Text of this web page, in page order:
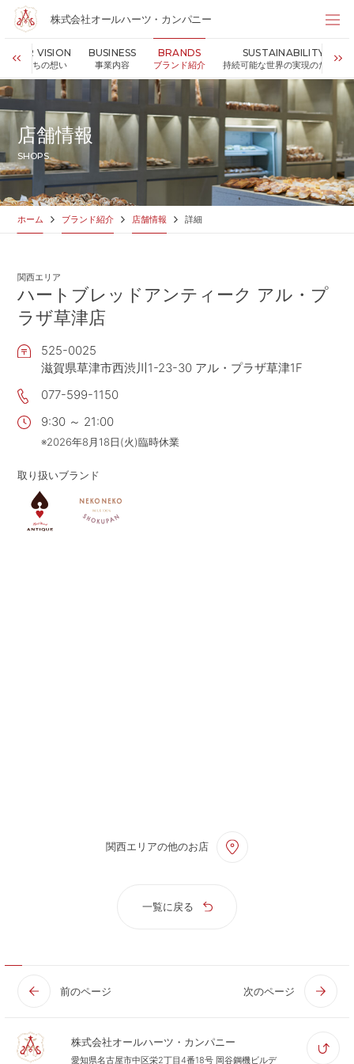
株式会社オールハーツ・カンパニー
OUR VISION
私たちの想い
BUSINESS
事業内容
BRANDS
ブランド紹介
SUSTAINABILITY
持続可能な世界の実現のために
株式会社オールハーツ・カンパニー
店舗検索
HOME
NEWS お知らせ
OUR VISION 私たちの想い
MESSAGE 代表メッセージ
VALUES
BUSINESS 事業内容
SHOP 店舗情報
SUSTAINABILITY
APP
PRIVACY POLICY
RECRUIT 2027
RECRUIT
店舗情報
SHOPS
ホーム ブランド紹介 店舗情報 詳細
関西エリア
ハートブレッドアンティーク アル・プ
ラザ草津店
525-0025
滋賀県草津市西渋川1-23-30 アル・プラザ草津1F
077-599-1150
9:30 ～ 21:00
※2026年8月18日(火)臨時休業
取り扱いブランド
関西エリアの他のお店
一覧に戻る
前のページ 次のページ
株式会社オールハーツ・カンパニー
愛知県名古屋市中区栄2丁目4番18号 岡谷鋼機ビルデ